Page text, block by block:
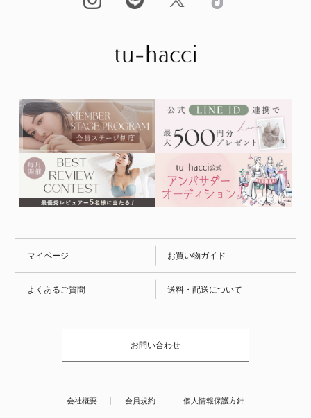
マイページ お買い物ガイド
よくあるご質問 送料・配送について
お問い合わせ
会社概要 会員規約 個人情報保護方針